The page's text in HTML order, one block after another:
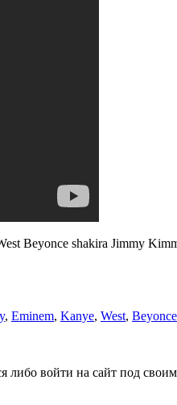
Beyonce shakira Jimmy
, Eminem, Kanye, West, Beyonce
либо войти на сайт под